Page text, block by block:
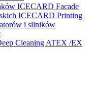
ICECARD Facade
ICECARD Printing
i silników
Cleaning ATEX /EX